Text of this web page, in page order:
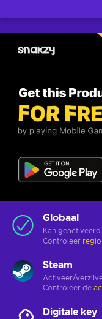
Globaal
Kan
Controleer
Steam
Activeer/
Controleer de
Digitale key